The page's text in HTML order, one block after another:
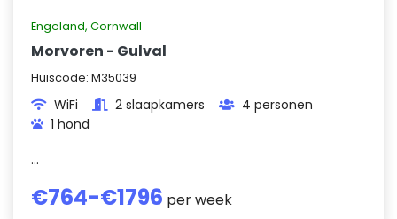
Engeland, Cornwall
Morvoren - Gulval
Huiscode: M35039
WiFi 2 slaapkamers
4 personen
1 hond
...
€764-€1796 per week